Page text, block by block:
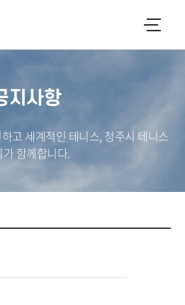
지사항
고 세계적인 테니스, 청주시 테니스
함께합니다.